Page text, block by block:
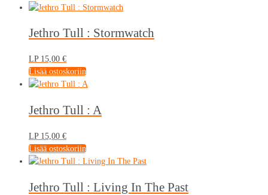
Jethro Tull : Stormwatch
LP 15,00 €
Lisää ostoskoriin
Jethro Tull : A
LP 15,00 €
Lisää ostoskoriin
Jethro Tull : Living In The Past